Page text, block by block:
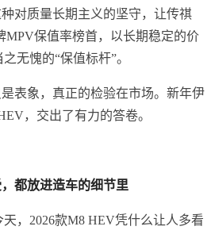
对质量长期主义的坚守，让传祺
MPV保值率榜首，以长期稳定的价
无愧的“保值标杆”。
表象，真正的检验在市场。新年伊
，交出了有力的答卷。
都放进造车的细节里
，2026款M8 HEV凭什么让人多看